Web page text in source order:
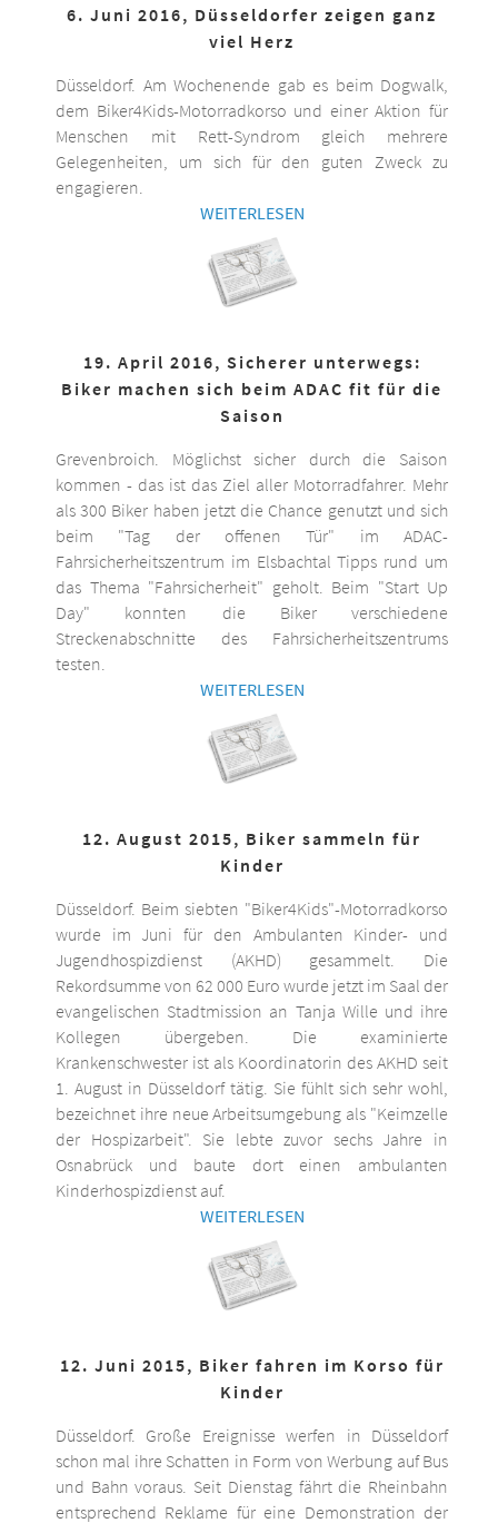
6. Juni 2016, Düsseldorfer zeigen ganz
viel Herz
Düsseldorf. Am Wochenende gab es beim Dogwalk,
dem Biker4Kids-Motorradkorso und einer Aktion für
Menschen mit Rett-Syndrom gleich mehrere
Gelegenheiten, um sich für den guten Zweck zu
engagieren.
WEITERLESEN
19. April 2016, Sicherer unterwegs:
Biker machen sich beim ADAC fit für die
Saison
Grevenbroich. Möglichst sicher durch die Saison
kommen - das ist das Ziel aller Motorradfahrer. Mehr
als 300 Biker haben jetzt die Chance genutzt und sich
beim "Tag der offenen Tür" im ADAC-
Fahrsicherheitszentrum im Elsbachtal Tipps rund um
das Thema "Fahrsicherheit" geholt. Beim "Start Up
Day" konnten die Biker verschiedene
Streckenabschnitte des Fahrsicherheitszentrums
testen.
WEITERLESEN
12. August 2015, Biker sammeln für
Kinder
Düsseldorf. Beim siebten "Biker4Kids"-Motorradkorso
wurde im Juni für den Ambulanten Kinder- und
Jugendhospizdienst (AKHD) gesammelt. Die
Rekordsumme von 62 000 Euro wurde jetzt im Saal der
evangelischen Stadtmission an Tanja Wille und ihre
Kollegen übergeben. Die examinierte
Krankenschwester ist als Koordinatorin des AKHD seit
1. August in Düsseldorf tätig. Sie fühlt sich sehr wohl,
bezeichnet ihre neue Arbeitsumgebung als "Keimzelle
der Hospizarbeit". Sie lebte zuvor sechs Jahre in
Osnabrück und baute dort einen ambulanten
Kinderhospizdienst auf.
WEITERLESEN
12. Juni 2015, Biker fahren im Korso für
Kinder
Düsseldorf. Große Ereignisse werfen in Düsseldorf
schon mal ihre Schatten in Form von Werbung auf Bus
und Bahn voraus. Seit Dienstag fährt die Rheinbahn
entsprechend Reklame für eine Demonstration der